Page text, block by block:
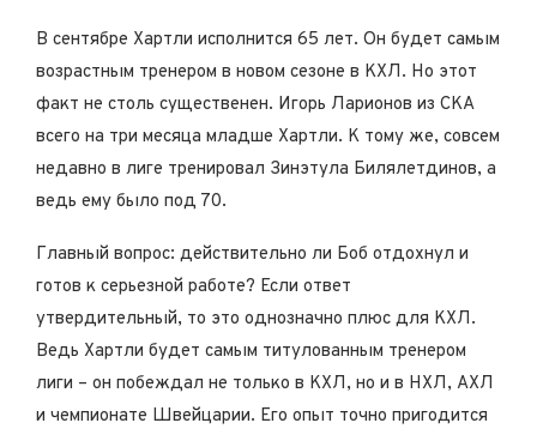
В сентябре Хартли исполнится 65 лет. Он будет самым
возрастным тренером в новом сезоне в КХЛ. Но этот
факт не столь существенен. Игорь Ларионов из СКА
всего на три месяца младше Хартли. К тому же, совсем
недавно в лиге тренировал Зинэтула Билялетдинов, а
ведь ему было под 70.
Главный вопрос: действительно ли Боб отдохнул и
готов к серьезной работе? Если ответ
утвердительный, то это однозначно плюс для КХЛ.
Ведь Хартли будет самым титулованным тренером
лиги – он побеждал не только в КХЛ, но и в НХЛ, АХЛ
и чемпионате Швейцарии. Его опыт точно пригодится